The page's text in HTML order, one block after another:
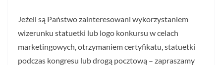
Jeżeli są Państwo zainteresowani wykorzystaniem
wizerunku statuetki lub logo konkursu w celach
marketingowych, otrzymaniem certyfikatu, statuetki
podczas kongresu lub drogą pocztową – zapraszamy